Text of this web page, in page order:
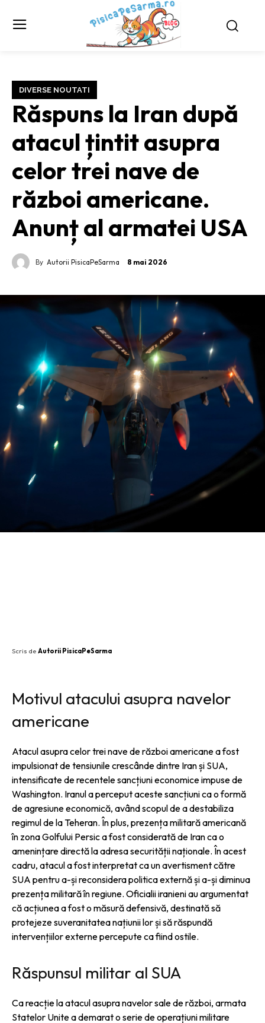
DIVERSE NOUTATI
Răspuns la Iran după
atacul țintit asupra
celor trei nave de
război americane.
Anunț al armatei USA
By Autorii PisicaPeSarma 8 mai 2026
Scris de Autorii PisicaPeSarma
Motivul atacului asupra navelor
americane
Atacul asupra celor trei nave de război americane a fost
impulsionat de tensiunile crescânde dintre Iran și SUA,
intensificate de recentele sancțiuni economice impuse de
Washington. Iranul a perceput aceste sancțiuni ca o formă
de agresiune economică, având scopul de a destabiliza
regimul de la Teheran. În plus, prezența militară americană
în zona Golfului Persic a fost considerată de Iran ca o
amenințare directă la adresa securității naționale. În acest
cadru, atacul a fost interpretat ca un avertisment către
SUA pentru a-și reconsidera politica externă și a-și diminua
prezența militară în regiune. Oficialii iranieni au argumentat
că acțiunea a fost o măsură defensivă, destinată să
protejeze suveranitatea națiunii lor și să răspundă
intervențiilor externe percepute ca fiind ostile.
Răspunsul militar al SUA
Ca reacție la atacul asupra navelor sale de război, armata
Statelor Unite a demarat o serie de operațiuni militare